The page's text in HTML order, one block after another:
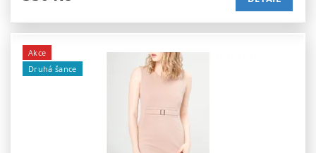
Akce
Druhá šance